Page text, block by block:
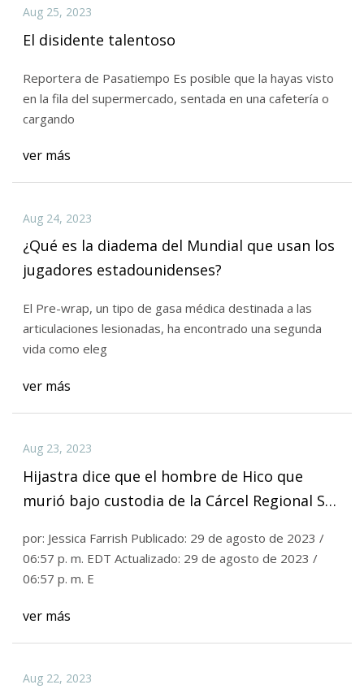
Aug 25, 2023
El disidente talentoso
Reportera de Pasatiempo Es posible que la hayas visto
en la fila del supermercado, sentada en una cafetería o
cargando
ver más
Aug 24, 2023
¿Qué es la diadema del Mundial que usan los
jugadores estadounidenses?
El Pre-wrap, un tipo de gasa médica destinada a las
articulaciones lesionadas, ha encontrado una segunda
vida como eleg
ver más
Aug 23, 2023
Hijastra dice que el hombre de Hico que
murió bajo custodia de la Cárcel Regional Sur
por: Jessica Farrish Publicado: 29 de agosto de 2023 /
06:57 p. m. EDT Actualizado: 29 de agosto de 2023 /
06:57 p. m. E
ver más
Aug 22, 2023